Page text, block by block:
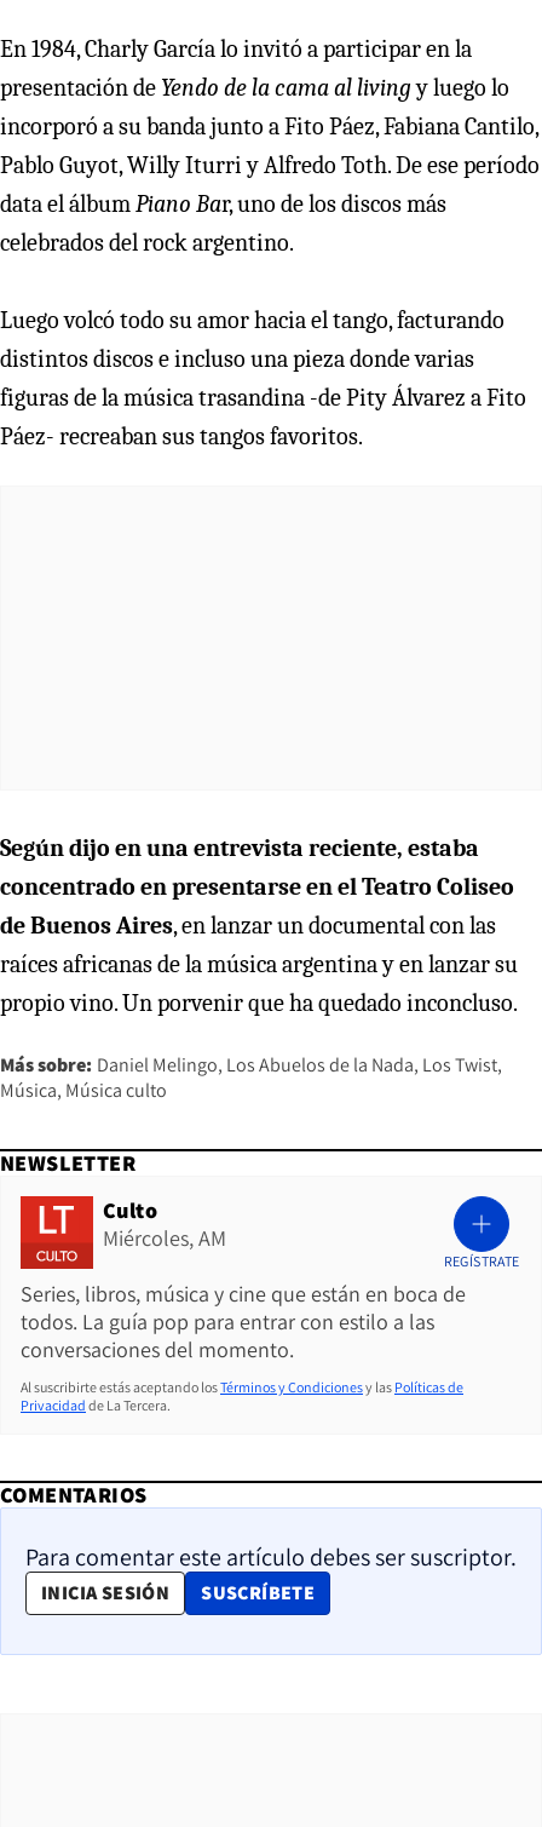
En 1984, Charly García lo invitó a participar en la
presentación de Yendo de la cama al livingy luego lo
incorporó a su banda junto a Fito Páez, Fabiana Cantilo,
Pablo Guyot, Willy Iturri y Alfredo Toth. De ese período
data el álbumPiano Bar, uno de los discos más
celebrados del rock argentino.
Luego volcó todo su amor hacia el tango, facturando
distintos discos e incluso una pieza donde varias
figuras de la música trasandina -de Pity Álvarez a Fito
Páez- recreaban sus tangos favoritos.
Según dijo en una entrevista reciente, estaba
concentrado en presentarse en el Teatro Coliseo
de Buenos Aires, en lanzar un documental con las
raíces africanas de la música argentina y en lanzar su
propio vino. Un porvenir que ha quedado inconcluso.
Más sobre: Daniel Melingo Los Abuelos de la Nada Los Twist
Música Música culto
NEWSLETTER
Culto
Miércoles, AM
Series, libros, música y cine que están en boca de
todos. La guía pop para entrar con estilo a las
conversaciones del momento.
REGÍSTRATE
Al suscribirte estás aceptando losTérminos y Condicionesy las Políticas de
Privacidad de La Tercera.
COMENTARIOS
Para comentar este artículo debes ser suscriptor.
INICIA SESIÓN SUSCRÍBETE
OPENS IN NEW WINDOW